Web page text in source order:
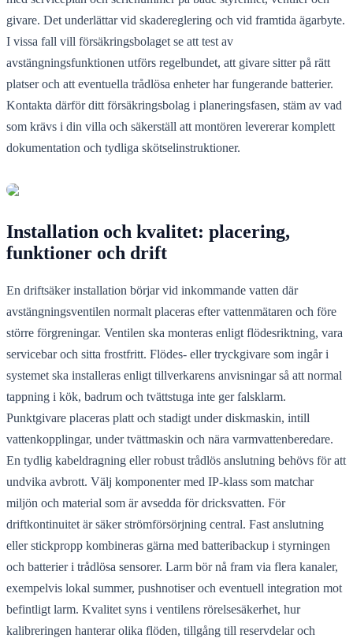
givare. Det underlättar vid skadereglering och vid framtida ägarbyte.
I vissa fall vill försäkringsbolaget se att test av
avstängningsfunktionen utförs regelbundet, att givare sitter på rätt
platser och att eventuella trådlösa enheter har fungerande batterier.
Kontakta därför ditt försäkringsbolag i planeringsfasen, stäm av vad
som krävs i din villa och säkerställ att montören levererar komplett
dokumentation och tydliga skötselinstruktioner.
Installation och kvalitet: placering,
funktioner och drift
En driftsäker installation börjar vid inkommande vatten där
avstängningsventilen normalt placeras efter vattenmätaren och före
större förgreningar. Ventilen ska monteras enligt flödesriktning, vara
servicebar och sitta frostfritt. Flödes- eller tryckgivare som ingår i
systemet ska installeras enligt tillverkarens anvisningar så att normal
tappning i kök, badrum och tvättstuga inte ger falsklarm.
Punktgivare placeras platt och stadigt under diskmaskin, intill
vattenkopplingar, under tvättmaskin och nära varmvattenberedare.
En tydlig kabeldragning eller robust trådlös anslutning behövs för att
undvika avbrott. Välj komponenter med IP-klass som matchar
miljön och material som är avsedda för dricksvatten. För
driftkontinuitet är säker strömförsörjning central. Fast anslutning
eller stickpropp kombineras gärna med batteribackup i styrningen
och batterier i trådlösa sensorer. Larm bör nå fram via flera kanaler,
exempelvis lokal summer, pushnotiser och eventuell integration mot
befintligt larm. Kvalitet syns i ventilens rörelsesäkerhet, hur
kalibreringen hanterar olika flöden, tillgång till reservdelar och